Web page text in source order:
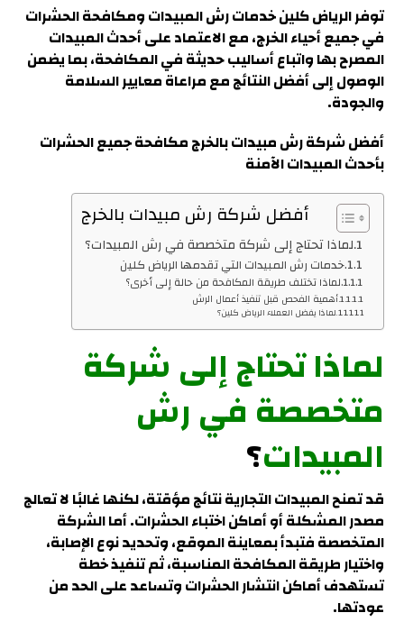
توفر الرياض كلين خدمات رش المبيدات ومكافحة الحشرات
في جميع أحياء الخرج، مع الاعتماد على أحدث المبيدات
المصرح بها واتباع أساليب حديثة في المكافحة، بما يضمن
الوصول إلى أفضل النتائج مع مراعاة معايير السلامة
والجودة.
أفضل شركة رش مبيدات بالخرجمكافحة جميع الحشرات
بأحدث المبيدات الآمنة
لماذا تحتاج إلى شركة متخصصة في رش المبيدات؟
خدمات رش المبيدات التي تقدمها الرياض كلين
لماذا تختلف طريقة المكافحة من حالة إلى أخرى؟
أهمية الفحص قبل تنفيذ أعمال الرش
لماذا يفضل العملاء الرياض كلين؟
لماذا تحتاج إلى شركة
متخصصة في رش
المبيدات؟
قد تمنح المبيدات التجارية نتائج مؤقتة، لكنها غالبًا لا تعالج
مصدر المشكلة أو أماكن اختباء الحشرات. أما الشركة
المتخصصة فتبدأ بمعاينة الموقع، وتحديد نوع الإصابة،
واختيار طريقة المكافحة المناسبة، ثم تنفيذ خطة
تستهدف أماكن انتشار الحشرات وتساعد على الحد من
عودتها.